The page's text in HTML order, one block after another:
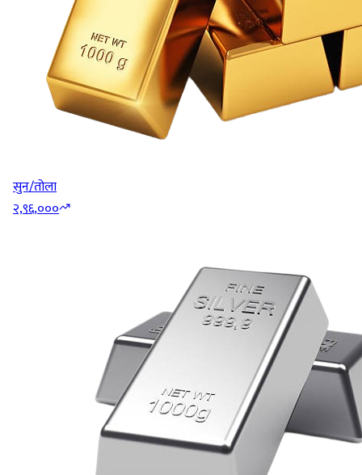
सुन/तोला
२,९६,०००